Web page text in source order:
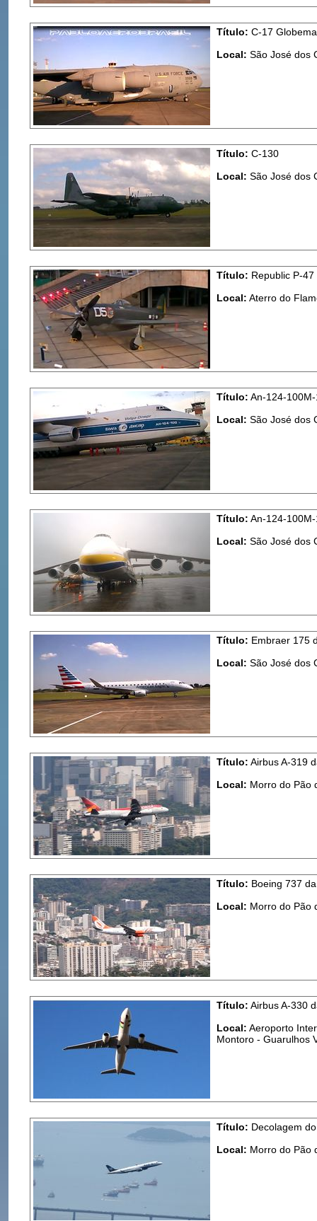
Título: C-17
Local: São José dos
Título: C-130
Local: São José dos
Título: Republic P-
Local: Aterro do
Título: An-124-
Local: São José dos
Título: An-124-
Local: São José dos
Título: Embraer 175
Local: São José dos
Título: Airbus A-319
Local: Morro do Pão
Título: Boeing 737
Local: Morro do Pão
Título: Airbus A-330
Local: Aeroporto
Montoro - Guarulhos
Título: Decolagem
Local: Morro do Pão